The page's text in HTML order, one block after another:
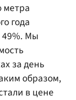
метра
года
49%. Мы
за день
образом,
в цене